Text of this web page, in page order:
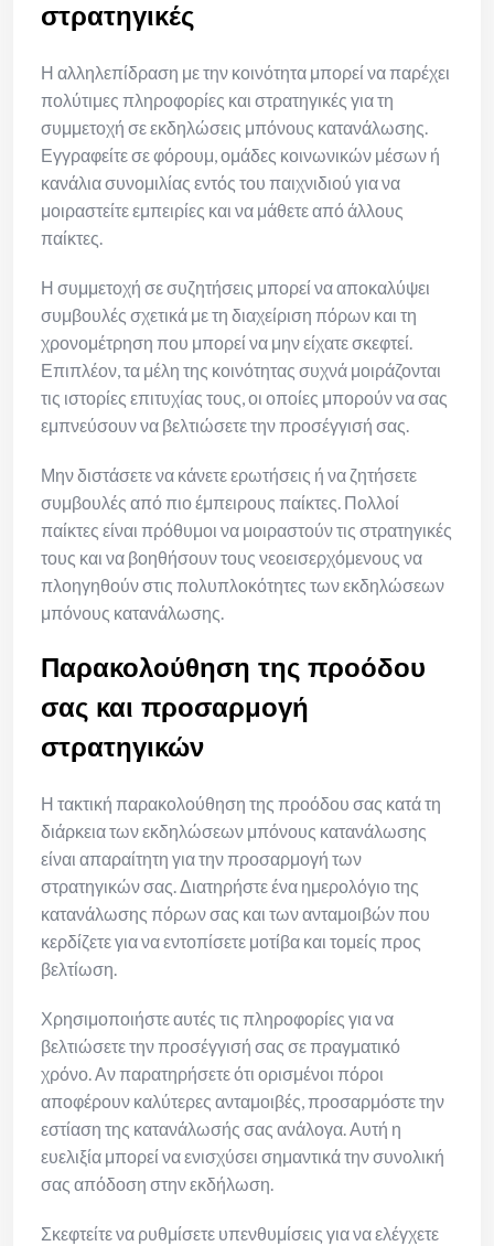
στρατηγικές
Η αλληλεπίδραση με την κοινότητα μπορεί να παρέχει
πολύτιμες πληροφορίες και στρατηγικές για τη
συμμετοχή σε εκδηλώσεις μπόνους κατανάλωσης.
Εγγραφείτε σε φόρουμ, ομάδες κοινωνικών μέσων ή
κανάλια συνομιλίας εντός του παιχνιδιού για να
μοιραστείτε εμπειρίες και να μάθετε από άλλους
παίκτες.
Η συμμετοχή σε συζητήσεις μπορεί να αποκαλύψει
συμβουλές σχετικά με τη διαχείριση πόρων και τη
χρονομέτρηση που μπορεί να μην είχατε σκεφτεί.
Επιπλέον, τα μέλη της κοινότητας συχνά μοιράζονται
τις ιστορίες επιτυχίας τους, οι οποίες μπορούν να σας
εμπνεύσουν να βελτιώσετε την προσέγγισή σας.
Μην διστάσετε να κάνετε ερωτήσεις ή να ζητήσετε
συμβουλές από πιο έμπειρους παίκτες. Πολλοί
παίκτες είναι πρόθυμοι να μοιραστούν τις στρατηγικές
τους και να βοηθήσουν τους νεοεισερχόμενους να
πλοηγηθούν στις πολυπλοκότητες των εκδηλώσεων
μπόνους κατανάλωσης.
Παρακολούθηση της προόδου
σας και προσαρμογή
στρατηγικών
Η τακτική παρακολούθηση της προόδου σας κατά τη
διάρκεια των εκδηλώσεων μπόνους κατανάλωσης
είναι απαραίτητη για την προσαρμογή των
στρατηγικών σας. Διατηρήστε ένα ημερολόγιο της
κατανάλωσης πόρων σας και των ανταμοιβών που
κερδίζετε για να εντοπίσετε μοτίβα και τομείς προς
βελτίωση.
Χρησιμοποιήστε αυτές τις πληροφορίες για να
βελτιώσετε την προσέγγισή σας σε πραγματικό
χρόνο. Αν παρατηρήσετε ότι ορισμένοι πόροι
αποφέρουν καλύτερες ανταμοιβές, προσαρμόστε την
εστίαση της κατανάλωσής σας ανάλογα. Αυτή η
ευελιξία μπορεί να ενισχύσει σημαντικά την συνολική
σας απόδοση στην εκδήλωση.
Σκεφτείτε να ρυθμίσετε υπενθυμίσεις για να ελέγχετε